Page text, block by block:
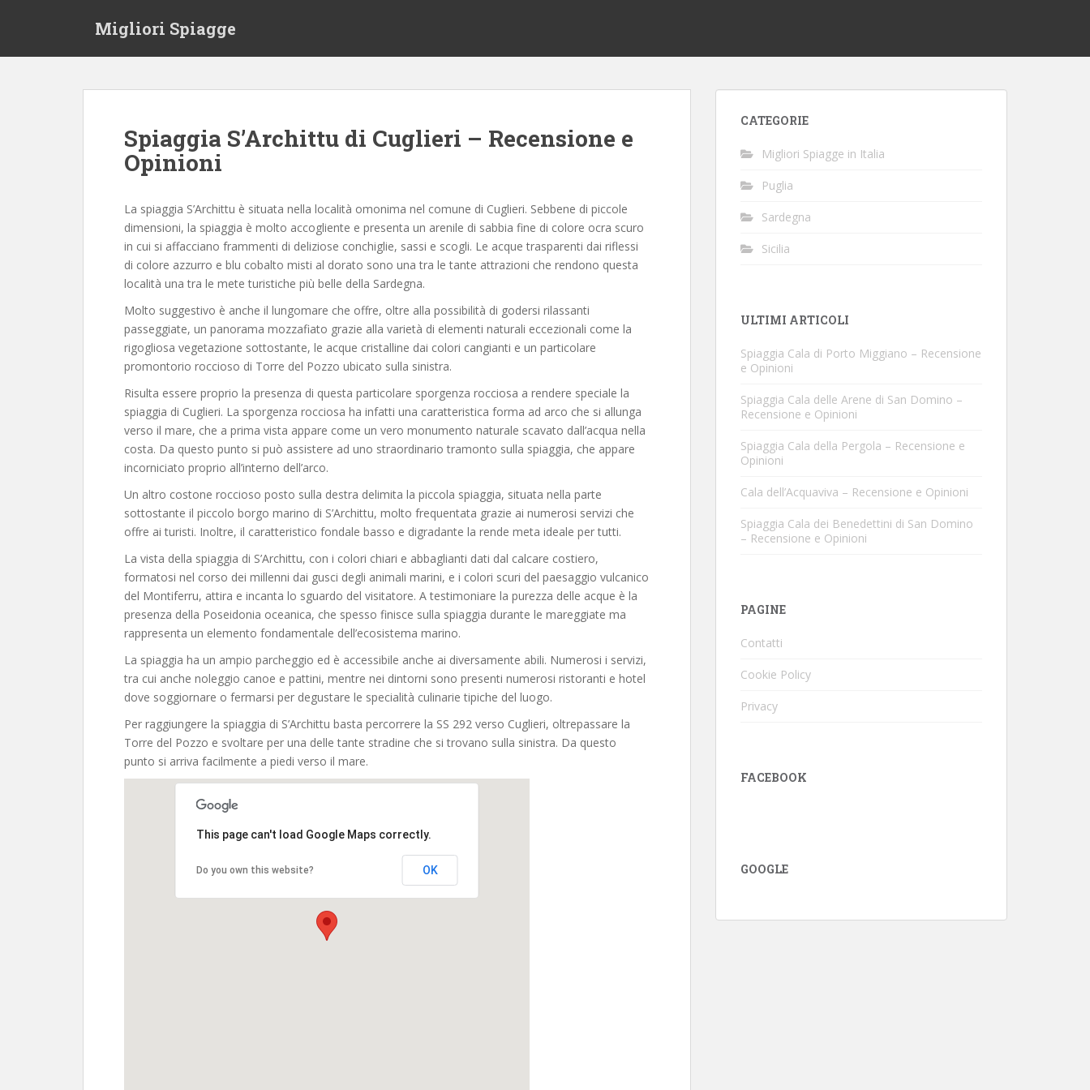
Migliori Spiagge
Spiaggia S’Archittu di Cuglieri – Recensione e
Opinioni
La spiaggia S’Archittu è situata nella località omonima nel comune di Cuglieri. Sebbene di piccole
dimensioni, la spiaggia è molto accogliente e presenta un arenile di sabbia fine di colore ocra scuro
in cui si affacciano frammenti di deliziose conchiglie, sassi e scogli. Le acque trasparenti dai riflessi
di colore azzurro e blu cobalto misti al dorato sono una tra le tante attrazioni che rendono questa
località una tra le mete turistiche più belle della Sardegna.
Molto suggestivo è anche il lungomare che offre, oltre alla possibilità di godersi rilassanti
passeggiate, un panorama mozzafiato grazie alla varietà di elementi naturali eccezionali come la
rigogliosa vegetazione sottostante, le acque cristalline dai colori cangianti e un particolare
promontorio roccioso di Torre del Pozzo ubicato sulla sinistra.
Risulta essere proprio la presenza di questa particolare sporgenza rocciosa a rendere speciale la
spiaggia di Cuglieri. La sporgenza rocciosa ha infatti una caratteristica forma ad arco che si allunga
verso il mare, che a prima vista appare come un vero monumento naturale scavato dall’acqua nella
costa. Da questo punto si può assistere ad uno straordinario tramonto sulla spiaggia, che appare
incorniciato proprio all’interno dell’arco.
Un altro costone roccioso posto sulla destra delimita la piccola spiaggia, situata nella parte
sottostante il piccolo borgo marino di S’Archittu, molto frequentata grazie ai numerosi servizi che
offre ai turisti. Inoltre, il caratteristico fondale basso e digradante la rende meta ideale per tutti.
La vista della spiaggia di S’Archittu, con i colori chiari e abbaglianti dati dal calcare costiero,
formatosi nel corso dei millenni dai gusci degli animali marini, e i colori scuri del paesaggio vulcanico
del Montiferru, attira e incanta lo sguardo del visitatore. A testimoniare la purezza delle acque è la
presenza della Poseidonia oceanica, che spesso finisce sulla spiaggia durante le mareggiate ma
rappresenta un elemento fondamentale dell’ecosistema marino.
La spiaggia ha un ampio parcheggio ed è accessibile anche ai diversamente abili. Numerosi i servizi,
tra cui anche noleggio canoe e pattini, mentre nei dintorni sono presenti numerosi ristoranti e hotel
dove soggiornare o fermarsi per degustare le specialità culinarie tipiche del luogo.
Per raggiungere la spiaggia di S’Archittu basta percorrere la SS 292 verso Cuglieri, oltrepassare la
Torre del Pozzo e svoltare per una delle tante stradine che si trovano sulla sinistra. Da questo
punto si arriva facilmente a piedi verso il mare.
This page can't load Google Maps correctly.
Do you own this website? OK
CATEGORIE
Migliori Spiagge in Italia
Puglia
Sardegna
Sicilia
ULTIMI ARTICOLI
Spiaggia Cala di Porto Miggiano – Recensione
e Opinioni
Spiaggia Cala delle Arene di San Domino –
Recensione e Opinioni
Spiaggia Cala della Pergola – Recensione e
Opinioni
Cala dell’Acquaviva – Recensione e Opinioni
Spiaggia Cala dei Benedettini di San Domino
– Recensione e Opinioni
PAGINE
Contatti
Cookie Policy
Privacy
FACEBOOK
GOOGLE